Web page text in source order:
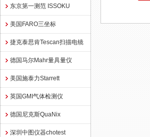
东京第一测范 ISSOKU
美国FARO三坐标
捷克泰思肯Tescan扫描电镜
德国马尔Mahr量具量仪
美国施泰力Starrett
英国GMI气体检测仪
德国尼克斯QuaNix
深圳中图仪器chotest